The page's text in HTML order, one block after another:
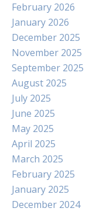
February 2026
January 2026
December 2025
November 2025
September 2025
August 2025
July 2025
June 2025
May 2025
April 2025
March 2025
February 2025
January 2025
December 2024